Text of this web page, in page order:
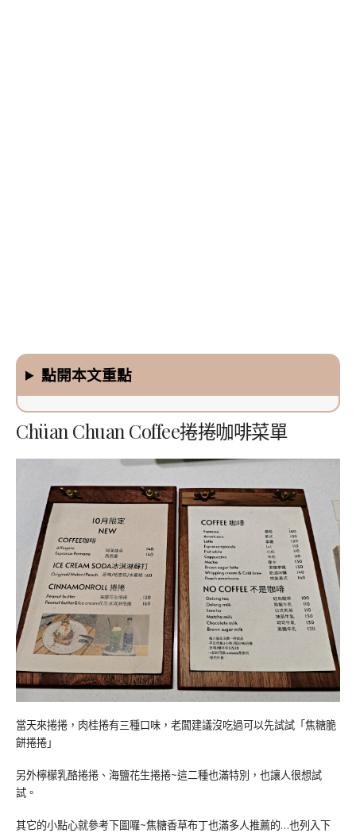
點開本文重點
Chüan Chuan Coffee捲捲咖啡菜單
當天來捲捲，肉桂捲有三種口味，老闆建議沒吃過可以先試試「焦糖脆
餅捲捲」
另外檸檬乳酪捲捲、海鹽花生捲捲~這二種也滿特別，也讓人很想試
試。
其它的小點心就參考下圖囉~焦糖香草布丁也滿多人推薦的…也列入下